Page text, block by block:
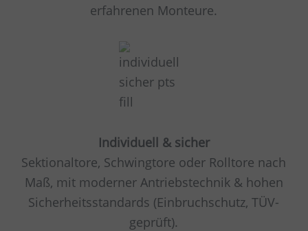
erfahrenen Monteure.
Individuell & sicher
Sektionaltore, Schwingtore oder Rolltore nach
Maß, mit moderner Antriebstechnik & hohen
Sicherheitsstandards (Einbruchschutz, TÜV-
geprüft).